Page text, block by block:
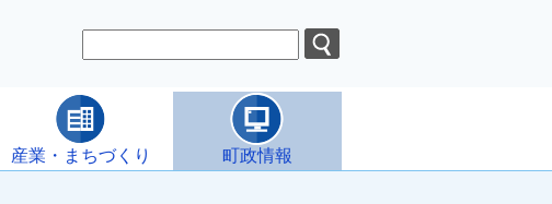
産業・まちづくり 町政情報